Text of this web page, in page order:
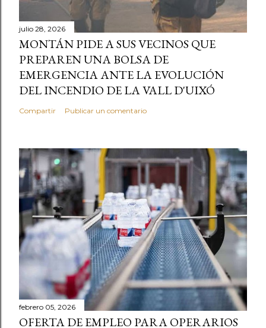
julio 28, 2026
MONTÁN PIDE A SUS VECINOS QUE
PREPAREN UNA BOLSA DE
EMERGENCIA ANTE LA EVOLUCIÓN
DEL INCENDIO DE LA VALL D'UIXÓ
Compartir Publicar un comentario
febrero 05, 2026
OFERTA DE EMPLEO PARA OPERARIOS